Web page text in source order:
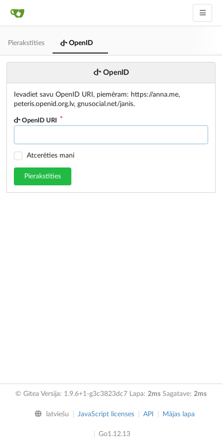
Pierakstīties OpenID
OpenID
Ievadiet savu OpenID URI, piemēram: https://anna.me,
peteris.openid.org.lv, gnusocial.net/janis.
OpenID URI
Atcerēties mani
Pierakstīties
© Gitea Versija: 1.9.6+1-g3c3823dc7 Lapa: 2ms Sagatave: 2ms
latviešu JavaScript licenses API Mājas lapa
Go1.12.13